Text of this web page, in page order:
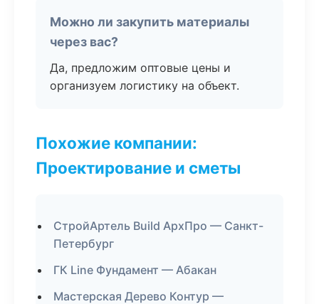
Можно ли закупить материалы
через вас?
Да, предложим оптовые цены и
организуем логистику на объект.
Похожие компании:
Проектирование и сметы
СтройАртель Build АрхПро — Санкт-
Петербург
ГК Line Фундамент — Абакан
Мастерская Дерево Контур —